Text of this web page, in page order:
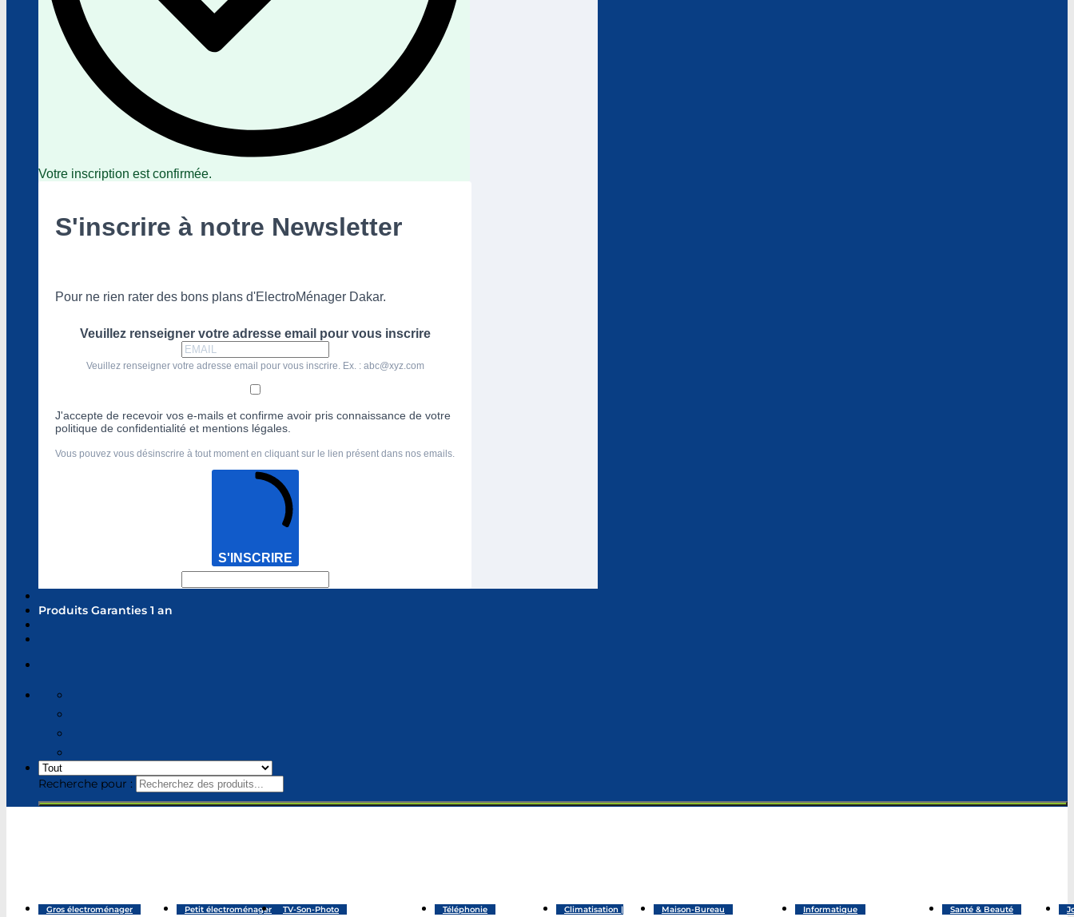
Votre inscription est confirmée.
S'inscrire à notre Newsletter
Pour ne rien rater des bons plans d'ElectroMénager Dakar.
Veuillez renseigner votre adresse email pour vous inscrire
Veuillez renseigner votre adresse email pour vous inscrire. Ex. : abc@xyz.com
J'accepte de recevoir vos e-mails et confirme avoir pris connaissance de votre
politique de confidentialité et mentions légales.
Vous pouvez vous désinscrire à tout moment en cliquant sur le lien présent dans nos emails.
S'INSCRIRE
Produits Garanties 1 an
Recherche pour :
Gros électroménager Petit électroménager TV-Son-Photo Téléphonie
Climatisation |
Maison-Bureau Informatique Santé & Beauté